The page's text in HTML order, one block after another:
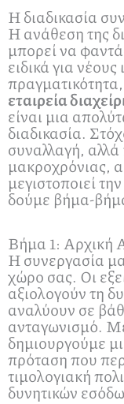
Η διαδικασία
Η ανάθεση της
μπορεί να
ειδικά για νέους
εταιρεία
είναι μια
διαδικασία.
συναλλαγή,
μακροχρόνιας,
μεγιστοποιεί
δούμε βήμα-
Βήμα 1: Αρχική
Η συνεργασία
χώρο σας. Οι
αξιολογούν τη
αναλύουν σε
ανταγωνισμό.
δημιουργούμε
πρόταση που
τιμολογιακή
δυνητικών